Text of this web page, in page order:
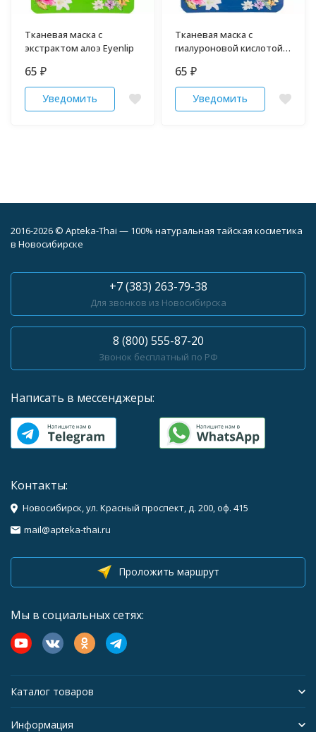
Тканевая маска с
экстрактом алоэ Eyenlip
65₽
Уведомить
Тканевая маска с
гиалуроновой кислотой
65₽
Уведомить
2016-2026 © Apteka-Thai — 100% натуральная тайская косметика
в Новосибирске
+7 (383) 263-79-38
Для звонков из Новосибирска
8 (800) 555-87-20
Звонок бесплатный по РФ
Написать в мессенджеры:
Контакты:
Новосибирск, ул. Красный проспект, д. 200, оф. 415
mail@apteka-thai.ru
Проложить маршрут
Мы в социальных сетях:
Каталог товаров
Информация